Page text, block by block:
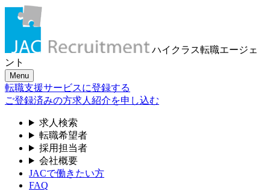
ハイクラス転職エージェ
ント
Menu
転職支援サービスに登録する
ご登録済みの方求人紹介を申し込む
求人検索
転職希望者
採用担当者
会社概要
JACで働きたい方
FAQ